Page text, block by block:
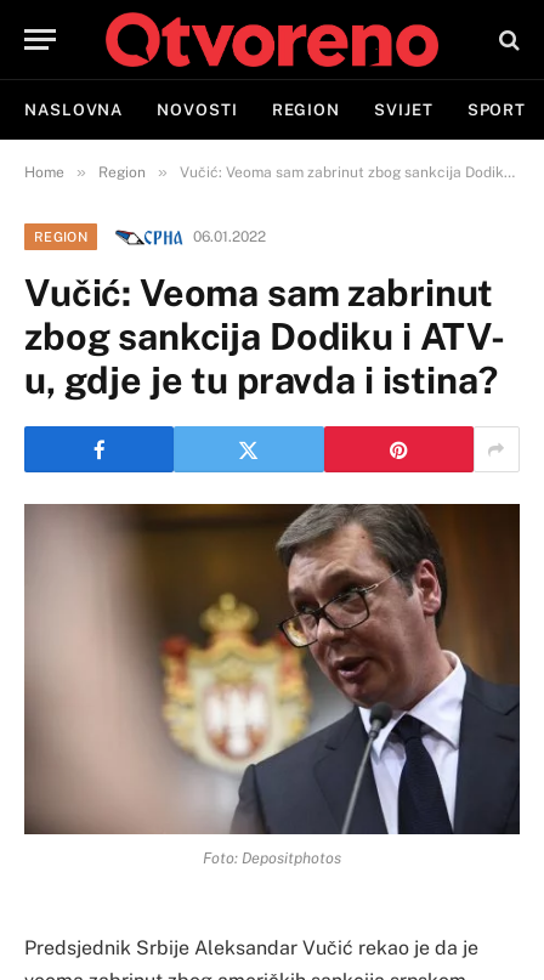
NASLOVNA NOVOSTI REGION SVIJET SPORT
Home » Region » Vučić: Veoma sam zabrinut zbog sankcija Dodiku i ATV-u, gdje je tu pravda i istina?
REGION 06.01.2022
Vučić: Veoma sam zabrinut
zbog sankcija Dodiku i ATV-
u, gdje je tu pravda i istina?
Foto: Depositphotos
Predsjednik Srbije Aleksandar Vučić rekao je da je